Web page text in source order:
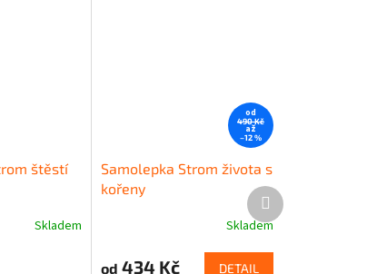
štěstí
Skladem
od
490 Kč
až
–12 %
Samolepka Strom života s
kořeny
Skladem
od 434 Kč DETAIL
Další
produkt